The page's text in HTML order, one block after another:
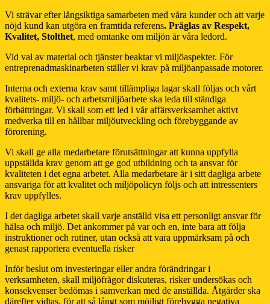
Vi strävar efter långsiktiga samarbeten med våra kunder och att varje
nöjd kund kan utgöra en framtida referens. Präglas av Respekt,
Kvalitet, Stolthet, med omtanke om miljön är våra ledord.
Vid val av material och tjänster beaktar vi miljöaspekter. För
entreprenadmaskinarbeten ställer vi krav på miljöanpassade motorer.
Interna och externa krav samt tillämpliga lagar skall följas och vårt
kvalitets- miljö- och arbetsmiljöarbete ska leda till ständiga
förbättringar. Vi skall som ett led i vår affärsverksamhet aktivt
medverka till en hållbar miljöutveckling och förebyggande av
förorening.
Vi skall ge alla medarbetare förutsättningar att kunna uppfylla
uppställda krav genom att ge god utbildning och ta ansvar för
kvaliteten i det egna arbetet. Alla medarbetare är i sitt dagliga arbete
ansvariga för att kvalitet och miljöpolicyn följs och att intressenters
krav uppfylles.
I det dagliga arbetet skall varje anställd visa ett personligt ansvar för
hälsa och miljö. Det ankommer på var och en, inte bara att följa
instruktioner och rutiner, utan också att vara uppmärksam på och
genast rapportera eventuella risker
Inför beslut om investeringar eller andra förändringar i
verksamheten, skall miljöfrågor diskuteras, risker undersökas och
konsekvenser bedömas i samverkan med de anställda. Åtgärder ska
därefter vidtas, för att så långt som möjligt förebygga negativa